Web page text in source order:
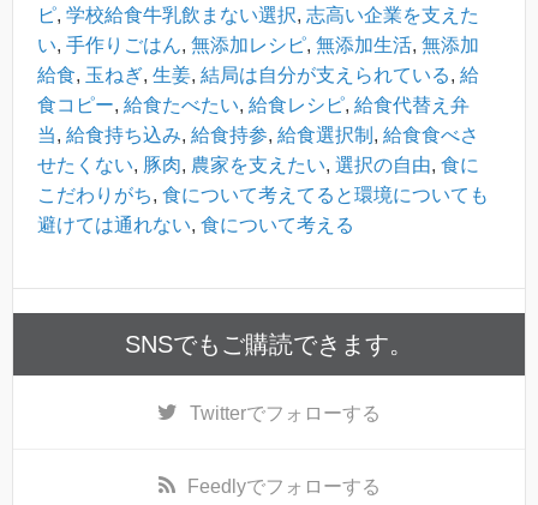
ピ, 学校給食牛乳飲まない選択, 志高い企業を支えた
い, 手作りごはん, 無添加レシピ, 無添加生活, 無添加
給食, 玉ねぎ, 生姜, 結局は自分が支えられている, 給
食コピー, 給食たべたい, 給食レシピ, 給食代替え弁
当, 給食持ち込み, 給食持参, 給食選択制 , 給食食べさ
せたくない, 豚肉, 農家を支えたい, 選択の自由, 食に
こだわりがち, 食について考えてると環境についても
避けては通れない, 食について考える
SNSでもご購読できます。
Twitterでフォローする
Feedlyでフォローする